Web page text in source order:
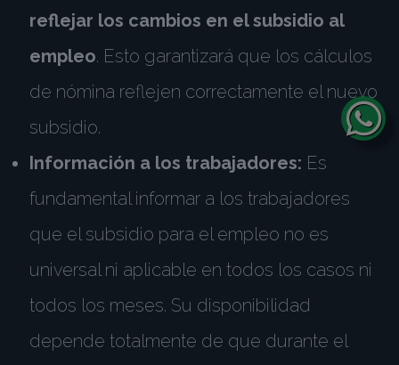
reflejar los cambios en el subsidio al
empleo. Esto garantizará que los cálculos
de nómina reflejen correctamente el nuevo
subsidio.
Información a los trabajadores: Es
fundamental informar a los trabajadores
que el subsidio para el empleo no es
universal ni aplicable en todos los casos ni
todos los meses. Su disponibilidad
depende totalmente de que durante el